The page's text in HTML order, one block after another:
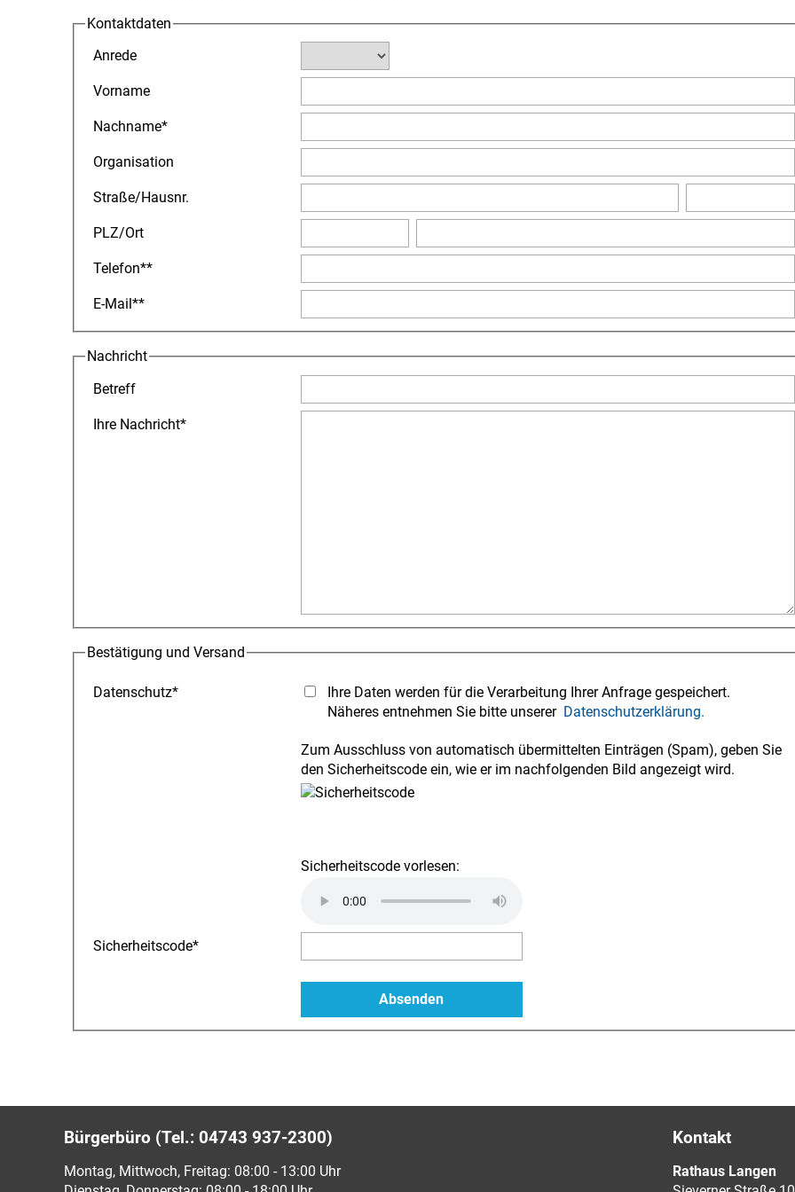
Kontaktdaten
Anrede
Vorname
Nachname*
Organisation
Straße/Hausnr.
PLZ/Ort
Telefon**
E-Mail **
Nachricht
Betreff
Ihre Nachricht*
Bestätigung und Versand
Datenschutz*
Ihre Daten werden für die Verarbeitung Ihrer Anfrage gespeichert.
Näheres entnehmen Sie bitte unserer Datenschutzerklärung.
Zum Ausschluss von automatisch übermittelten Einträgen (Spam), geben Sie
den Sicherheitscode ein, wie er im nachfolgenden Bild angezeigt wird.
Sicherheitscode vorlesen:
Sicherheitscode*
Bürgerbüro (Tel.: 04743 937-2300)
Montag, Mittwoch, Freitag: 08:00 - 13:00 Uhr
Kontakt
Rathaus Langen